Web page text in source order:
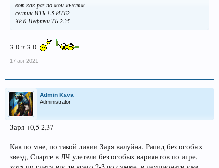
вот как раз по мои мыслям
селтик ИТБ 1.5 ИТБ2
ХИК Нефтчи ТБ 2.25
3-0 и 3-0
17 авг 2021
Admin Kava
Administrator
Заря +0,5 2,37
Как по мне, по такой линии Заря валуйна. Рапид без особых
звезд, Спарте в ЛЧ улетели без особых вариантов по игре,
хотя по счету вроде всего 2-3 по сумме, в чемпионате уже